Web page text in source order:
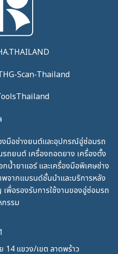
Scan-Thailand
งมือช่างยนต์และอุปกรณ์อู่ซ่อมรถ
ถยนต์ เครื่องถอดยาง เครื่องตั้ง
น้ำยาแอร์ และเครื่องมือพิเศษช่าง
ากแบรนด์ชั้นนำและบริการหลัง
พื่อรองรับการใช้งานของอู่ซ่อมรถ
กรรม
14 แขวง/เขต ลาดพร้าว